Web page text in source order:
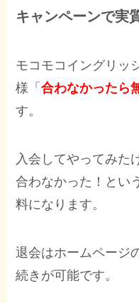
キャンペーンで実
モコモコイングリッ
様「合わなかったら
す。
入会してやってみた
合わなかった！とい
料になります。
退会はホームページ
続きが可能です。